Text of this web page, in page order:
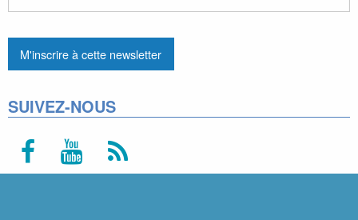
SUIVEZ-NOUS